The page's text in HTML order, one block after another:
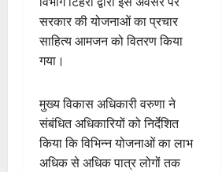
सरकार की योजनाओं का प्रचार
साहित्य आमजन को वितरण किया
गया।
मुख्य विकास अधिकारी वरुणा ने
संबंधित अधिकारियों को निर्देशित
किया कि विभिन्न योजनाओं का लाभ
अधिक से अधिक पात्र लोगों तक